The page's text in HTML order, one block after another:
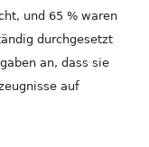
und 65 % waren
durchgesetzt
an, dass sie
auf